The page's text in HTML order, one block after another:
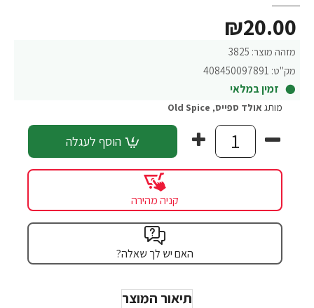
מזהה מוצר: 3825
מק"ט: 408450097891
זמין במלאי
₪20.00
מותג אולד ספייס,
Old Spice
הוסף לעגלה
קניה מהירה
האם יש לך שאלה?
תיאור המוצר